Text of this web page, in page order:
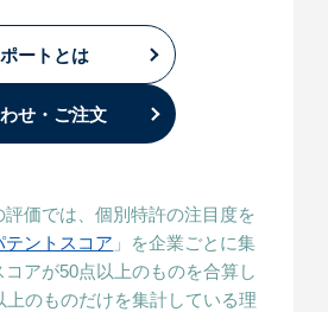
ートとは
せ・ご注文
評価では、個別特許の注目度を
テントスコア 」を企業ごとに集
アが50点以上のものを合算し
上のものだけを集計している理